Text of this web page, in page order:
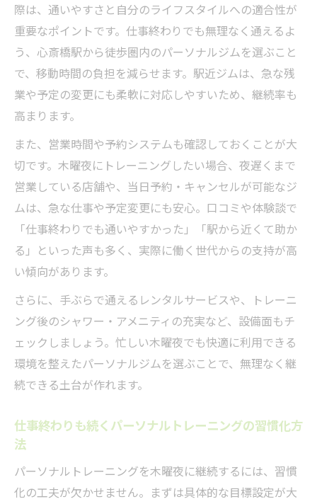
心斎橋駅でパーソナルトレーニングを無理
なく始めるコツ
仕事帰りに最適なパーソナルトレーニング
プランの選択法
心斎橋駅近で気軽に始められるパーソナル
トレーニング体験
駅近パーソナルトレーニングで継続しやす
い理由とは
心斎橋駅周辺で叶える理想のパーソナルト
レーニング生活
効率的なパーソナルトレーニング継続のコツ
パーソナルトレーニングを効率よく続ける
木曜夜に実践したいパーソナルトレーニン
グ継続法
忙しい方でも続くパーソナルトレーニング
のポイント
ルトレーニング
ない工夫
木曜夜の運動を快適に続けるためのポイント
際は、通いやすさと自分のライフスタイルへの適合性が
重要なポイントです。仕事終わりでも無理なく通えるよ
う、心斎橋駅から徒歩圏内のパーソナルジムを選ぶこと
で、移動時間の負担を減らせます。駅近ジムは、急な残
業や予定の変更にも柔軟に対応しやすいため、継続率も
高まります。
また、営業時間や予約システムも確認しておくことが大
切です。木曜夜にトレーニングしたい場合、夜遅くまで
営業している店舗や、当日予約・キャンセルが可能なジ
ムは、急な仕事や予定変更にも安心。口コミや体験談で
「仕事終わりでも通いやすかった」「駅から近くて助か
る」といった声も多く、実際に働く世代からの支持が高
い傾向があります。
さらに、手ぶらで通えるレンタルサービスや、トレーニ
ング後のシャワー・アメニティの充実など、設備面もチ
ェックしましょう。忙しい木曜夜でも快適に利用できる
環境を整えたパーソナルジムを選ぶことで、無理なく継
続できる土台が作れます。
仕事終わりも続くパーソナルトレーニングの習慣化方
法
パーソナルトレーニングを木曜夜に継続するには、習慣
化の工夫が欠かせません。まずは具体的な目標設定が大